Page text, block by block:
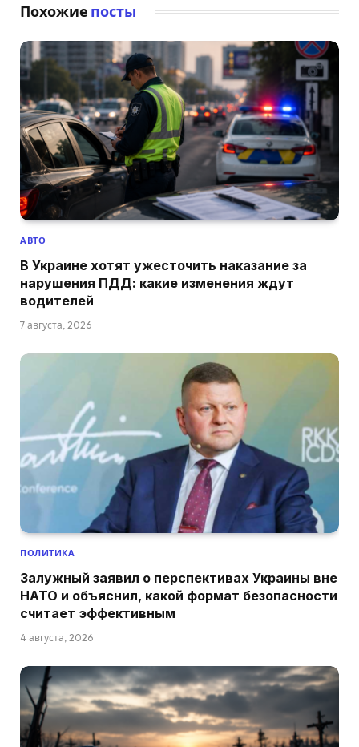
Похожие посты
АВТО
В Украине хотят ужесточить наказание за
нарушения ПДД: какие изменения ждут
водителей
7 августа, 2026
ПОЛИТИКА
Залужный заявил о перспективах Украины вне
НАТО и объяснил, какой формат безопасности
считает эффективным
4 августа, 2026